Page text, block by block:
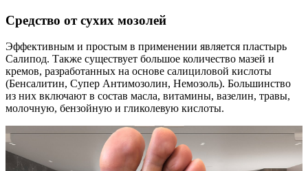
Средство от сухих мозолей
Эффективным и простым в применении является пластырь
Салипод. Также существует большое количество мазей и
кремов, разработанных на основе салициловой кислоты
(Бенсалитин, Супер Антимозолин, Немозоль). Большинство
из них включают в состав масла, витамины, вазелин, травы,
молочную, бензойную и гликолевую кислоты.